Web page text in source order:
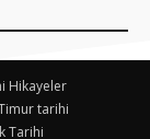
Hikayeler
tarihi
Tarihi